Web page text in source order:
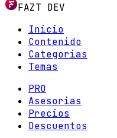
FAZT DEV
Inicio
Contenido
Categorias
Temas
PRO
Asesorias
Precios
Descuentos